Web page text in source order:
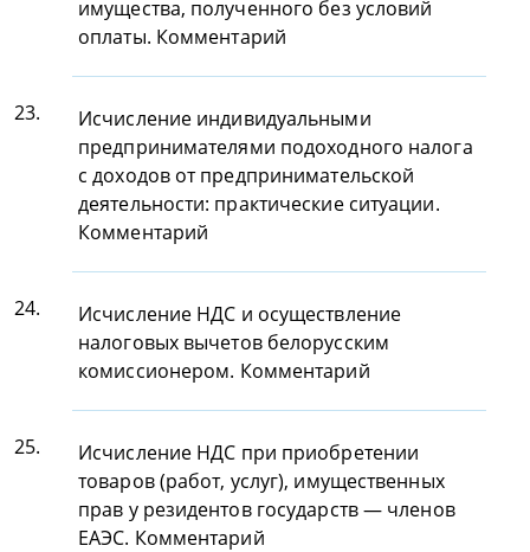
имущества, полученного без условий
оплаты. Комментарий
23.
Исчисление индивидуальными
предпринимателями подоходного налога
с доходов от предпринимательской
деятельности: практические ситуации.
Комментарий
24.
Исчисление НДС и осуществление
налоговых вычетов белорусским
комиссионером. Комментарий
25.
Исчисление НДС при приобретении
товаров (работ, услуг), имущественных
прав у резидентов государств — членов
ЕАЭС. Комментарий